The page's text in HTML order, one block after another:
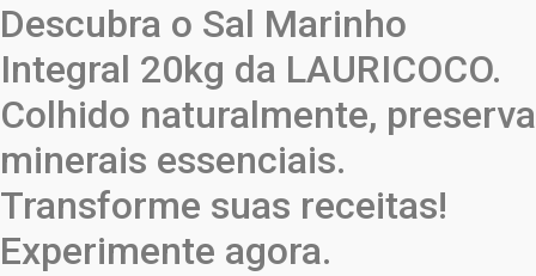
Descubra o Sal Marinho
Integral 20kg da LAURICOCO.
Colhido naturalmente, preserva
minerais essenciais.
Transforme suas receitas!
Experimente agora.